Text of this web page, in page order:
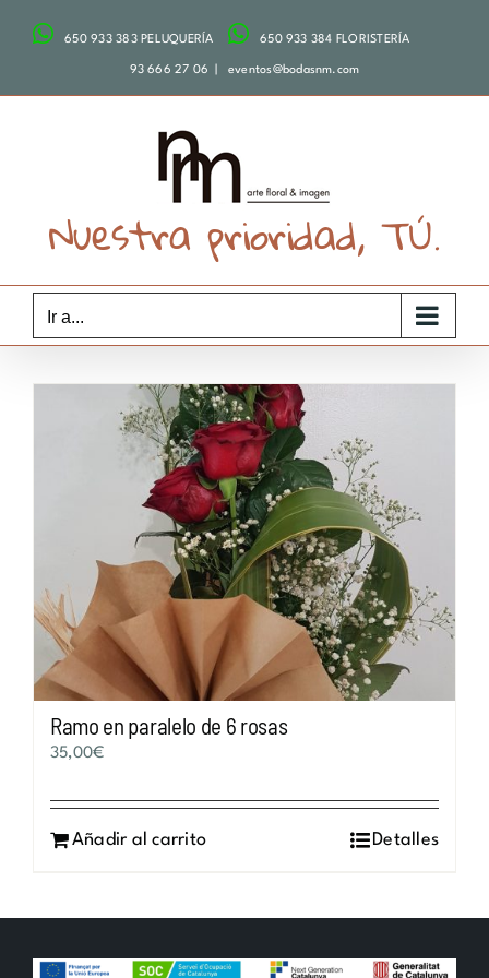
650 933 383 PELUQUERÍA 650 933 384 FLORISTERÍA
93 666 27 06 eventos@bodasnm.com
Nuestra prioridad, TÚ.
Ir a...
Ramo en paralelo de 6 rosas
35,00€
Añadir al carrito Detalles